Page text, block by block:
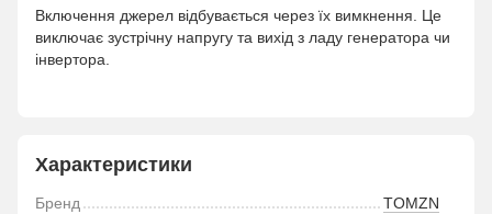
Включення джерел відбувається через їх вимкнення. Це
виключає зустрічну напругу та вихід з ладу генератора чи
інвертора.
Характеристики
Бренд TOMZN